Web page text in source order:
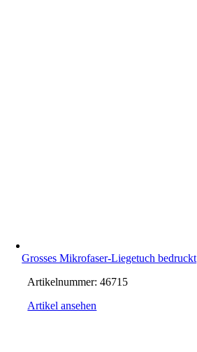
Grosses Mikrofaser-Liegetuch bedruckt
Artikelnummer:46715
Artikel ansehen